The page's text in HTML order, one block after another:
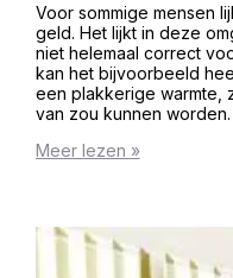
Voor sommige mensen
geld. Het lijkt in deze
niet helemaal correct
kan het bijvoorbeeld
een plakkerige warmte,
van zou kunnen
Meer lezen »